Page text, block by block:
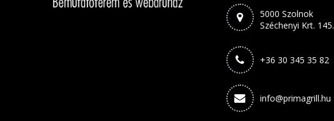
5000 Szolnok
Széchenyi Krt. 145.
+36 30 345 35 82
info@primagrill.hu